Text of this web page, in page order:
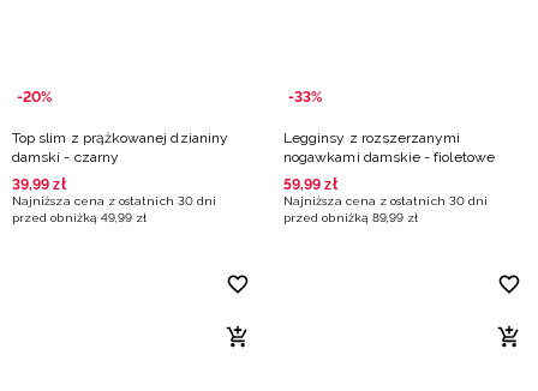
-20%
Top slim z prążkowanej dzianiny
damski - czarny
39,99 zł
Najniższa cena z ostatnich 30 dni
przed obniżką 49,99 zł
-33%
Legginsy z rozszerzanymi
nogawkami damskie - fioletowe
59,99 zł
Najniższa cena z ostatnich 30 dni
przed obniżką 89,99 zł